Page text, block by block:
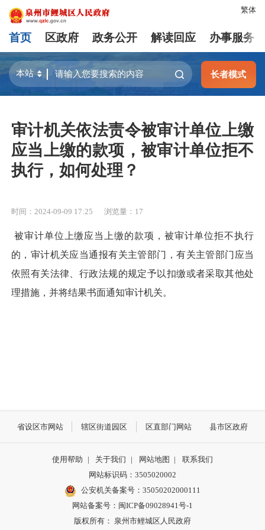
繁体
首页 区政府 政务公开 解读回应 办事服务
长者模式
审计机关依法责令被审计单位上缴
应当上缴的款项，被审计单位拒不
执行，如何处理？
时间：2024-09-09 17:25 浏览量： 17
被审计单位上缴应当上缴的款项，被审计单位拒不执行
的，审计机关应当通报有关主管部门，有关主管部门应当
依照有关法律、行政法规的规定予以扣缴或者采取其他处
理措施，并将结果书面通知审计机关。
省设区市网站 辖区街道园区 区直部门网站 县市区政府
使用帮助 | 关于我们 | 网站地图 |
联系我们
网站标识码：3505020002
公安机关备案号：35050202000111
网站备案号：闽ICP备09028941号-1
版权所有： 泉州市鲤城区人民政府